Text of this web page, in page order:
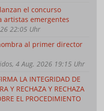
el concurso
artistas emergentes
22:05 Uhr
al primer director
4 Aug. 2026 19:15 Uhr
LA INTEGRIDAD DE
Y RECHAZA Y RECHAZA
EL PROCEDIMIENTO